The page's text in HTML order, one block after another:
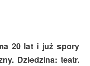
20 lat i już spory
Dziedzina: teatr.